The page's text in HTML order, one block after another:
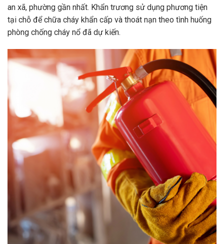
an xã, phường gần nhất. Khẩn trương sử dụng phương tiện
tại chỗ để chữa cháy khẩn cấp và thoát nạn theo tình huống
phòng chống cháy nổ đã dự kiến.